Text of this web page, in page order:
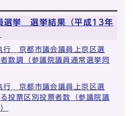
選挙 選挙結果（平成13年
京都市議会議員上京区選
数調（参議院議員通常選挙同
京都市議会議員上京区選
投票区別投票者数（参議院議